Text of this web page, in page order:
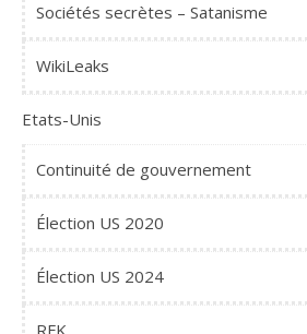
Sociétés secrètes – Satanisme
WikiLeaks
Etats-Unis
Continuité de gouvernement
Élection US 2020
Élection US 2024